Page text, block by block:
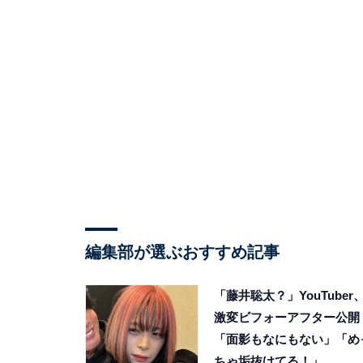
編集部が選ぶおすすめ記事
「藤井聡太？」YouTuber、
激変ビフォーアフター公開
「面影もなにもない」「め